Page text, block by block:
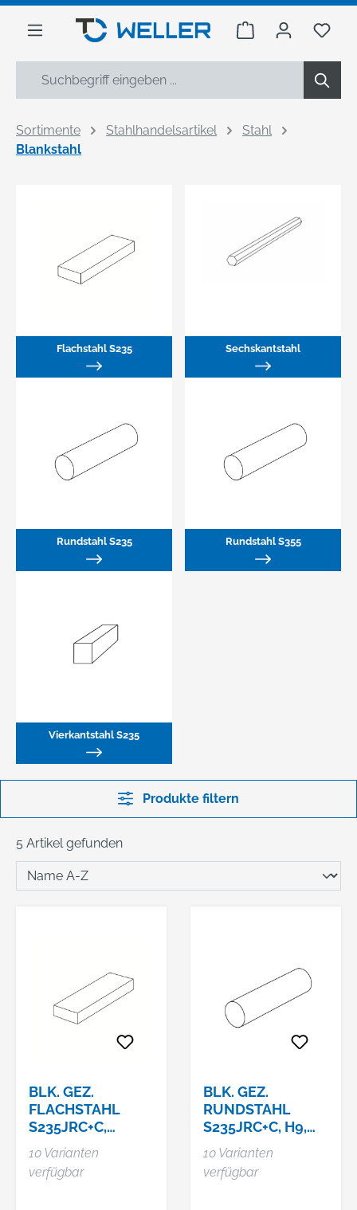
springen
Warenkorb Du
Sortimente Stahlhandelsartikel
Stahl
Blankstahl
Flachstahl S235 Sechskantstahl
Rundstahl S235 Rundstahl S355
Vierkantstahl S235
Produkte filtern
5 Artikel gefunden
BLK. GEZ.
FLACHSTAHL
S235JRC+C,
BLANK
10 Varianten
verfügbar
BLK. GEZ.
RUNDSTAHL
S235JRC+C, H9,
BLANK
10 Varianten
verfügbar